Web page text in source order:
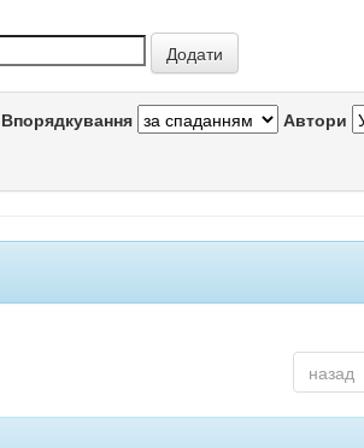
Впорядкування Автори
назад